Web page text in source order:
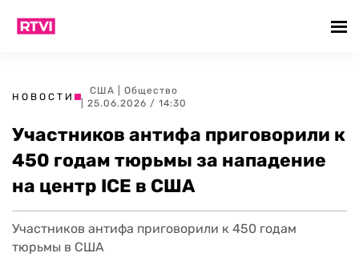
НОВОСТИ
США
Общество
| 25.06.2026 / 14:30
Участников антифа приговорили к
450 годам тюрьмы за нападение
на центр ICE в США
Участников антифа приговорили к 450 годам
тюрьмы в США